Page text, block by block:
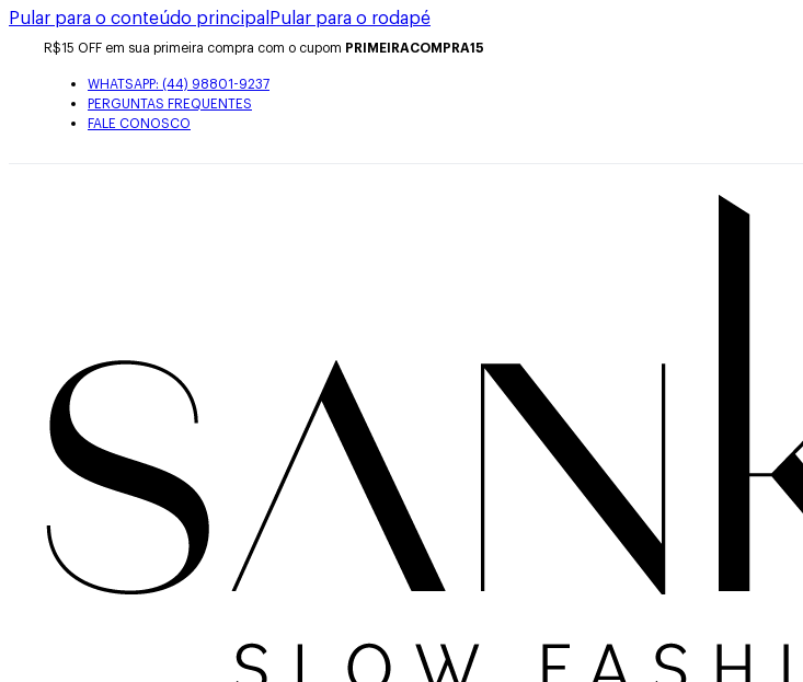
Pular para o conteúdo principal Pular para o rodapé
R$15 OFF em sua primeira compra com o cupom PRIMEIRACOMPRA15
WHATSAPP: (44) 98801-9237
PERGUNTAS FREQUENTES
FALE CONOSCO